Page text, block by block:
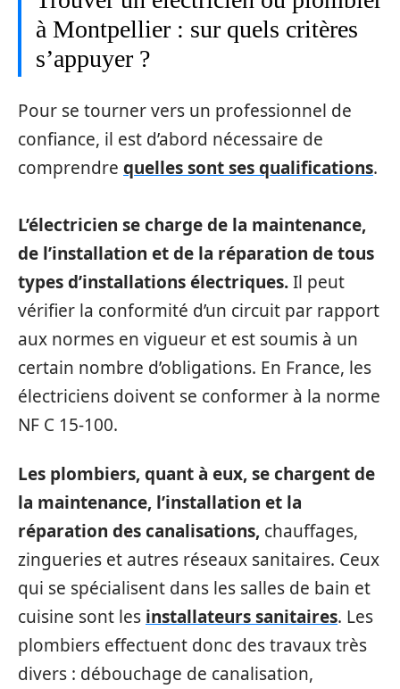
à Montpellier : sur quels critères
s’appuyer ?
Pour se tourner vers un professionnel de
confiance, il est d’abord nécessaire de
comprendre quelles sont ses qualifications.
L’électricien se charge de la maintenance,
de l’installation et de la réparation de tous
types d’installations électriques.Il peut
vérifier la conformité d’un circuit par rapport
aux normes en vigueur et est soumis à un
certain nombre d’obligations. En France, les
électriciens doivent se conformer à la norme
NF C 15-100.
Les plombiers, quant à eux, se chargent de
la maintenance, l’installation et la
réparation des canalisations, chauffages,
zingueries et autres réseaux sanitaires. Ceux
qui se spécialisent dans les salles de bain et
cuisine sont les installateurs sanitaires. Les
plombiers effectuent donc des travaux très
divers : débouchage de canalisation,